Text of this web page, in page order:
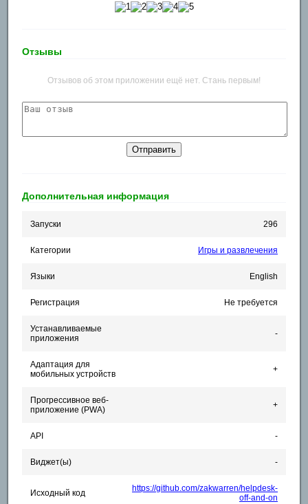
Отзывы
Отзывов об этом приложении ещё нет. Стань первым!
Дополнительная информация
Запуски 296
Категории Игры и развлечения
Языки English
Регистрация Не требуется
Устанавливаемые
приложения
-
Адаптация для
мобильных устройств
+
Прогрессивное веб-
приложение (PWA)
+
API -
Виджет(ы) -
Исходный код
https://github.com/zakwarren/helpdesk-
off-and-on